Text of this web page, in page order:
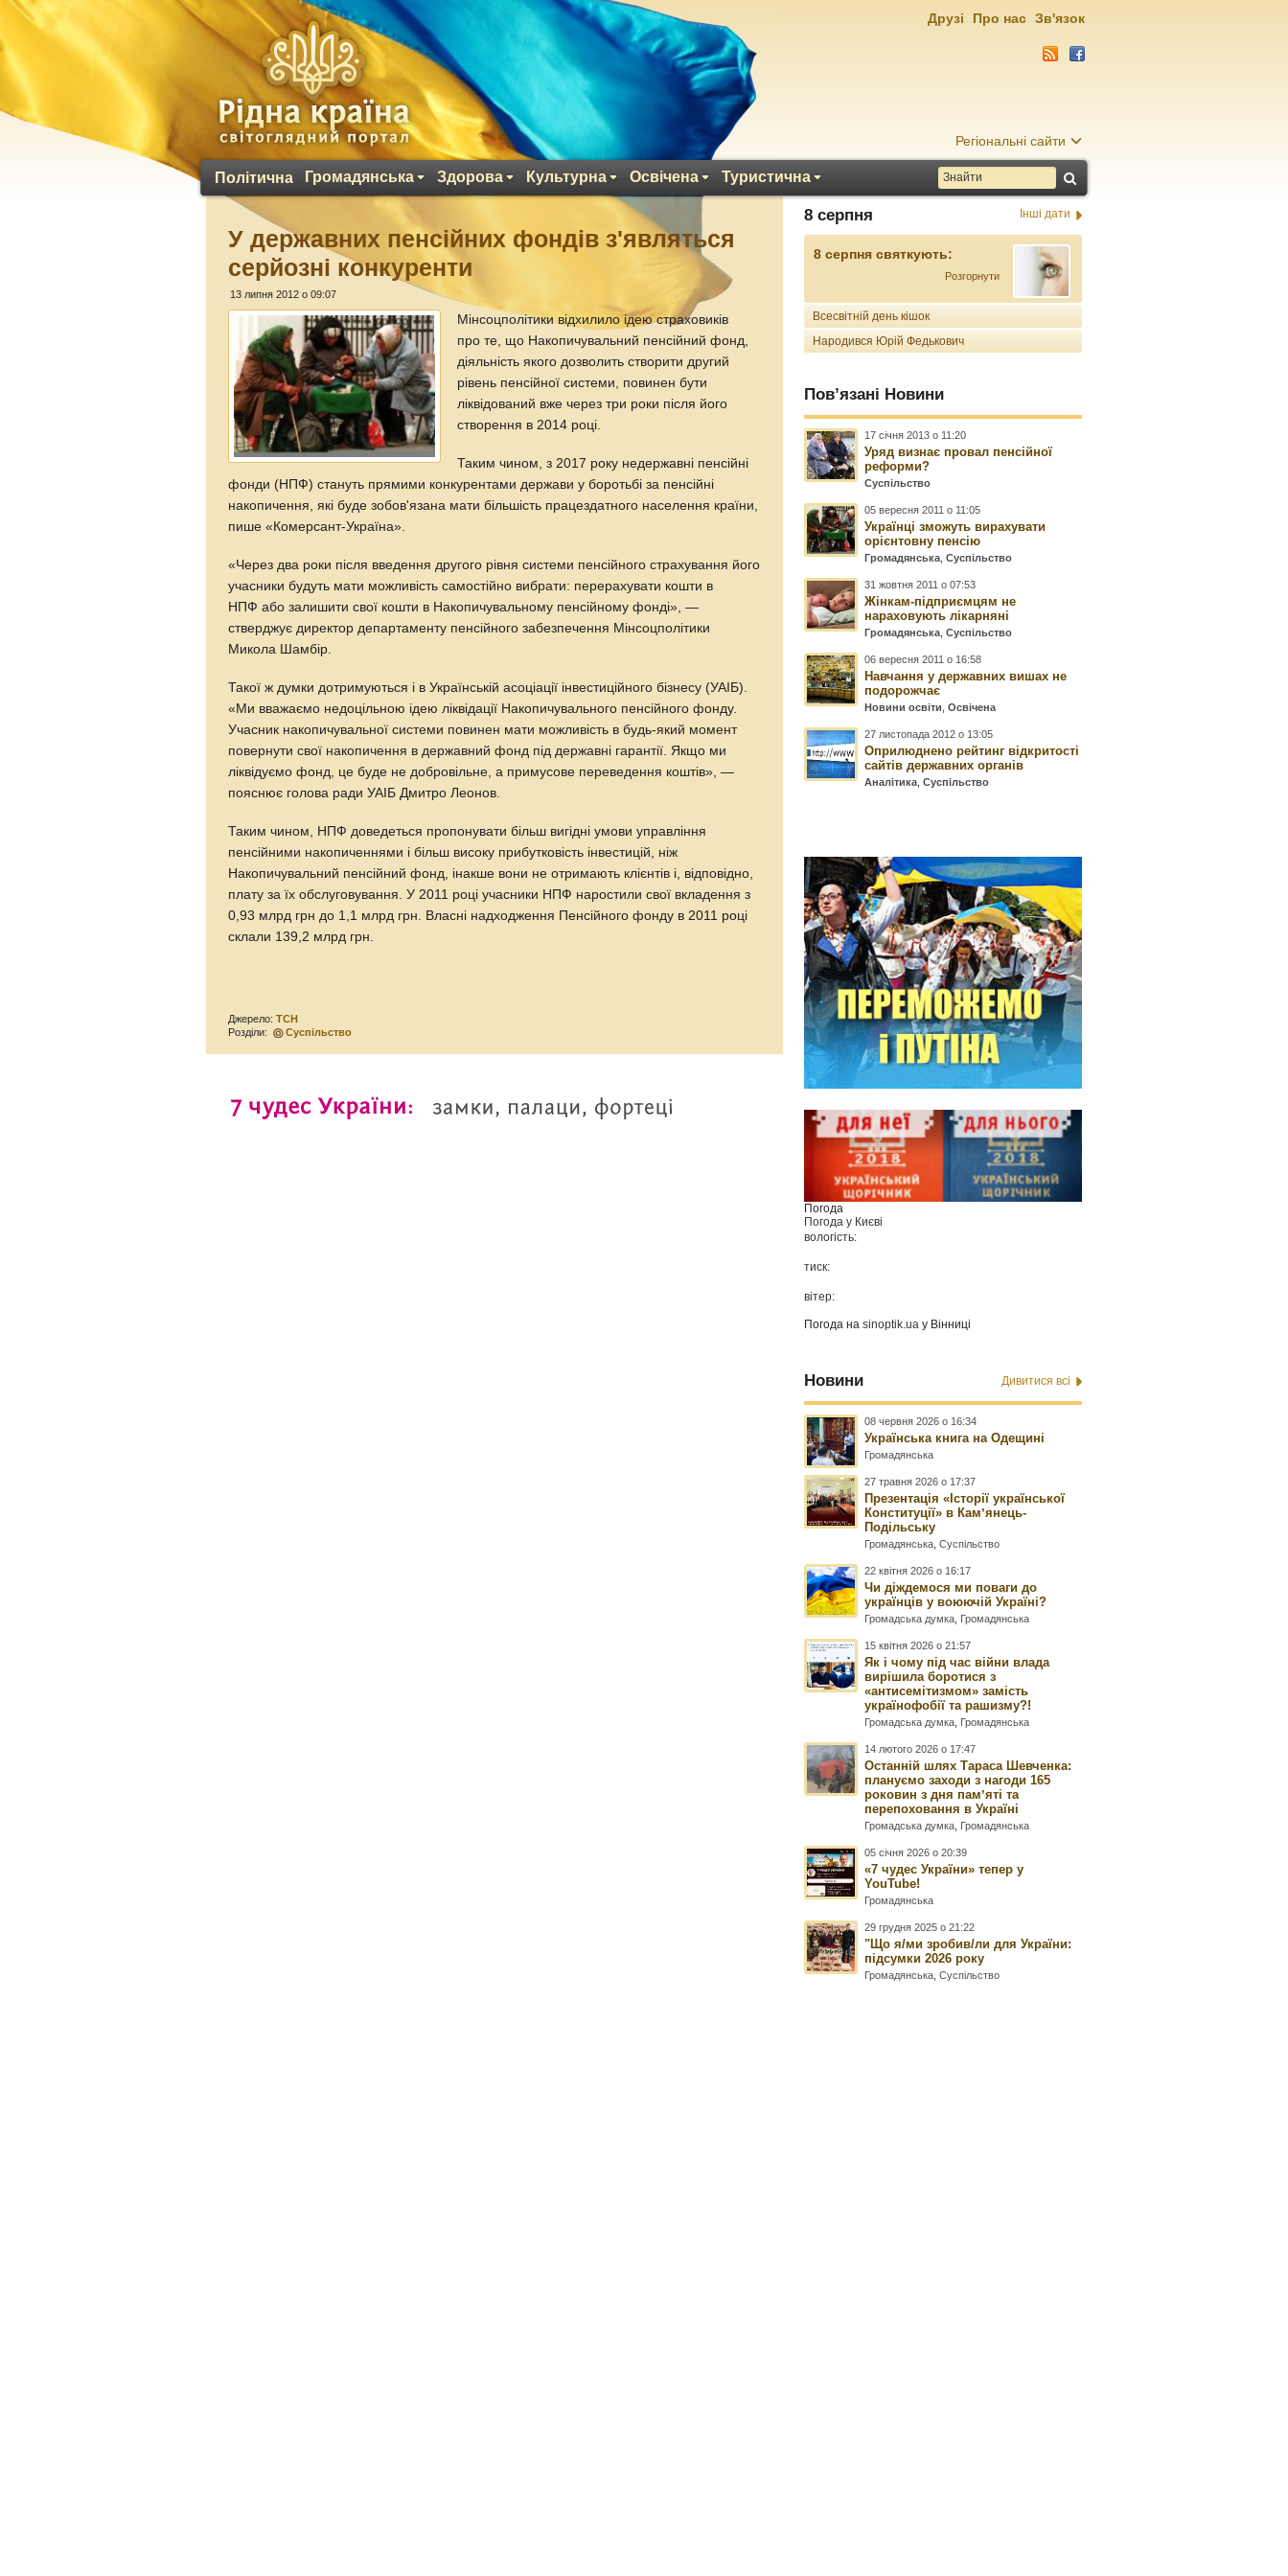
Регіональні сайти
Політична Громадянська Здорова Культурна Освічена Туристична
Друзі Про нас Зв'язок
У державних пенсійних фондів з'являться
серйозні конкуренти
13 липня 2012 о 09:07
Мінсоцполітики відхилило ідею страховиків
про те, що Накопичувальний пенсійний фонд,
діяльність якого дозволить створити другий
рівень пенсійної системи, повинен бути
ліквідований вже через три роки після його
створення в 2014 році.
Таким чином, з 2017 року недержавні пенсійні
фонди (НПФ) стануть прямими конкурентами держави у боротьбі за пенсійні
накопичення, які буде зобов'язана мати більшість працездатного населення країни,
пише «Комерсант-Україна».
«Через два роки після введення другого рівня системи пенсійного страхування його
учасники будуть мати можливість самостійно вибрати: перерахувати кошти в
НПФ або залишити свої кошти в Накопичувальному пенсійному фонді», —
стверджує директор департаменту пенсійного забезпечення Мінсоцполітики
Микола Шамбір.
Такої ж думки дотримуються і в Українській асоціації інвестиційного бізнесу (УАІБ).
«Ми вважаємо недоцільною ідею ліквідації Накопичувального пенсійного фонду.
Учасник накопичувальної системи повинен мати можливість в будь-який момент
повернути свої накопичення в державний фонд під державні гарантії. Якщо ми
ліквідуємо фонд, це буде не добровільне, а примусове переведення коштів», —
пояснює голова ради УАІБ Дмитро Леонов.
Таким чином, НПФ доведеться пропонувати більш вигідні умови управління
пенсійними накопиченнями і більш високу прибутковість інвестицій, ніж
Накопичувальний пенсійний фонд, інакше вони не отримають клієнтів і, відповідно,
плату за їх обслуговування. У 2011 році учасники НПФ наростили свої вкладення з
0,93 млрд грн до 1,1 млрд грн. Власні надходження Пенсійного фонду в 2011 році
склали 139,2 млрд грн.
Джерело:ТСН
Розділи:
Суспільство
8 серпня Інші дати
8 серпня святкують:
Розгорнути
Всесвітній день кішок
Народився Юрій Федькович
Пов’язані Новини
17 січня 2013 о 11:20
Уряд визнає провал пенсійної
реформи?
Суспільство
05 вересня 2011 о 11:05
Українці зможуть вирахувати
орієнтовну пенсію
Громадянська ,Суспільство
31 жовтня 2011 о 07:53
Жінкам-підприємцям не
нараховують лікарняні
Громадянська ,Суспільство
06 вересня 2011 о 16:58
Навчання у державних вишах не
подорожчає
Новини освіти ,Освічена
27 листопада 2012 о 13:05
Оприлюднено рейтинг відкритості
сайтів державних органів
Аналітика ,Суспільство
Погода
Погода у Києві
вологість:
тиск:
вітер:
Погода наsinoptik.ua у Вінниці
Новини Дивитися всі
08 червня 2026 о 16:34
Українська книга на Одещині
Громадянська
27 травня 2026 о 17:37
Презентація «Історії української
Конституції» в Камʼянець-
Подільську
Громадянська ,Суспільство
22 квітня 2026 о 16:17
Чи діждемося ми поваги до
українців у воюючій Україні?
Громадська думка Громадянська
15 квітня 2026 о 21:57
Як і чому під час війни влада
вирішила боротися з
«антисемітизмом» замість
українофобії та рашизму?!
Громадська думка Громадянська
14 лютого 2026 о 17:47
Останній шлях Тараса Шевченка:
плануємо заходи з нагоди 165
роковин з дня памʼяті та
перепоховання в Україні
Громадська думка Громадянська
05 січня 2026 о 20:39
«7 чудес України» тепер у
YouTube!
Громадянська
29 грудня 2025 о 21:22
"Що я/ми зробив/ли для України:
підсумки 2026 року
Громадянська ,Суспільство